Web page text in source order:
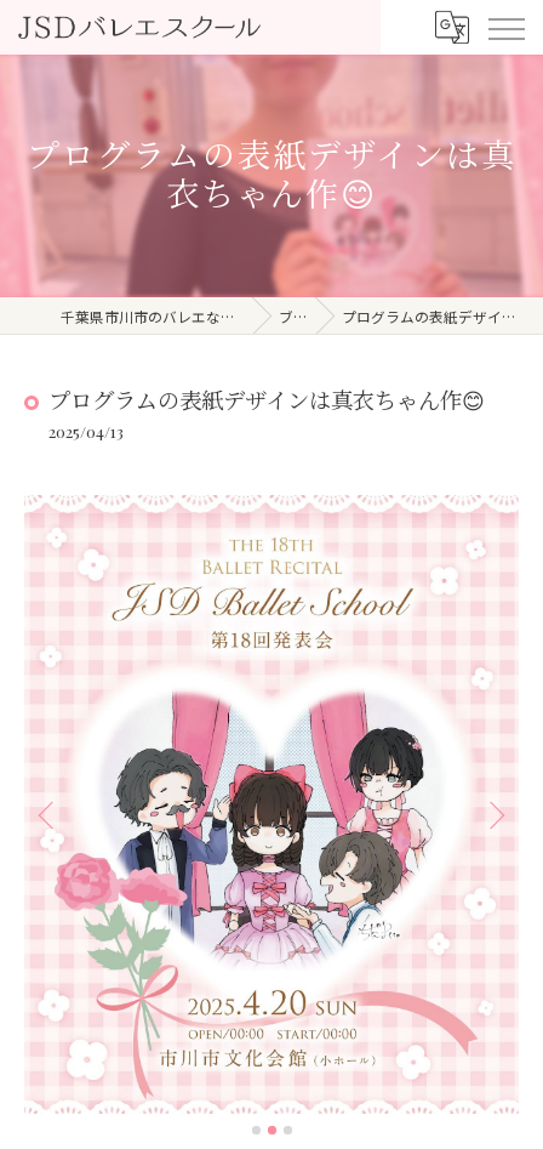
プログラムの表紙デザインは真
衣ちゃん作😊
千葉県市川市のバレエならJSDバレエスクール ブログ プログラムの表紙デザインは真衣ちゃん作😊
プログラムの表紙デザインは真衣ちゃん作😊
2025/04/13